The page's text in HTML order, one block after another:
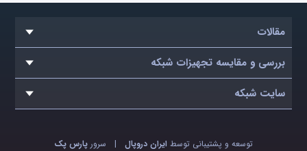
مقالات
بررسی و مقایسه تجهیزات شبکه
سایت شبکه
توسعه و پشتیبانی توسط ایران دروپال| سرور پارس پک